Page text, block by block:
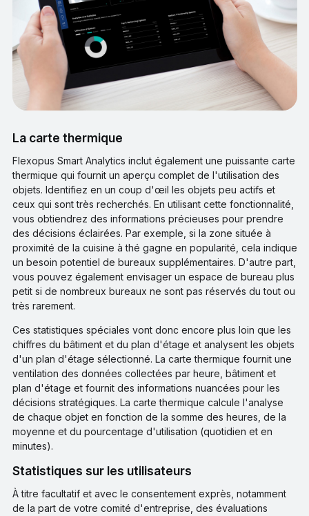
La carte thermique
Flexopus Smart Analytics inclut également une puissante carte
thermique qui fournit un aperçu complet de l'utilisation des
objets. Identifiez en un coup d'œil les objets peu actifs et
ceux qui sont très recherchés. En utilisant cette fonctionnalité,
vous obtiendrez des informations précieuses pour prendre
des décisions éclairées. Par exemple, si la zone située à
proximité de la cuisine à thé gagne en popularité, cela indique
un besoin potentiel de bureaux supplémentaires. D'autre part,
vous pouvez également envisager un espace de bureau plus
petit si de nombreux bureaux ne sont pas réservés du tout ou
très rarement.
Ces statistiques spéciales vont donc encore plus loin que les
chiffres du bâtiment et du plan d'étage et analysent les objets
d'un plan d'étage sélectionné. La carte thermique fournit une
ventilation des données collectées par heure, bâtiment et
plan d'étage et fournit des informations nuancées pour les
décisions stratégiques. La carte thermique calcule l'analyse
de chaque objet en fonction de la somme des heures, de la
moyenne et du pourcentage d'utilisation (quotidien et en
minutes).
Statistiques sur les utilisateurs
À titre facultatif et avec le consentement exprès, notamment
de la part de votre comité d'entreprise, des évaluations